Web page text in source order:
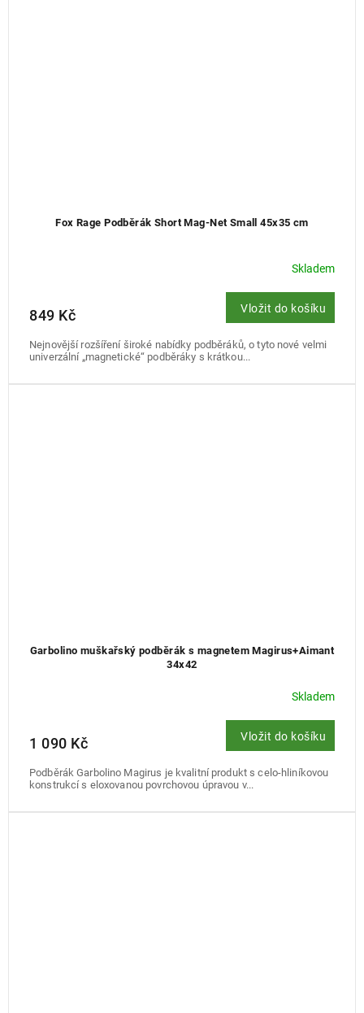
Fox Rage Podběrák Short Mag-Net Small 45x35 cm
Skladem
849 Kč Vložit do košíku
Nejnovější rozšíření široké nabídky podběráků, o tyto nové velmi
univerzální „magnetické“ podběráky s krátkou...
Garbolino muškařský podběrák s magnetem Magirus+Aimant
34x42
Skladem
1 090 Kč Vložit do košíku
Podběrák Garbolino Magirus je kvalitní produkt s celo-hliníkovou
konstrukcí s eloxovanou povrchovou úpravou v...